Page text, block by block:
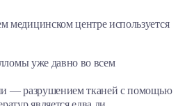
медицинском центре используется
уже давно во всем
— разрушением тканей с помощью